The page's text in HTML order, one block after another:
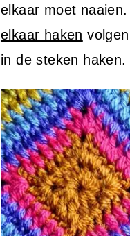
elkaar moet
elkaar haken
in de steken haken.